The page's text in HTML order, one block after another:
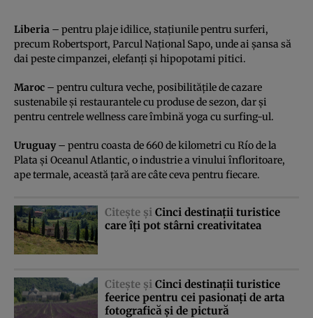
Liberia – pentru plaje idilice, staţiunile pentru surferi,
precum Robertsport, Parcul Naţional Sapo, unde ai şansa să
dai peste cimpanzei, elefanţi şi hipopotami pitici.
Maroc – pentru cultura veche, posibilităţile de cazare
sustenabile şi restaurantele cu produse de sezon, dar şi
pentru centrele wellness care îmbină yoga cu surfing-ul.
Uruguay– pentru coasta de 660 de kilometri cu Río de la
Plata şi Oceanul Atlantic, o industrie a vinului înfloritoare,
ape termale, această ţară are câte ceva pentru fiecare.
Citeşte şi Cinci destinaţii turistice
care îţi pot stârni creativitatea
Citeşte şi Cinci destinaţii turistice
feerice pentru cei pasionaţi de arta
fotografică şi de pictură